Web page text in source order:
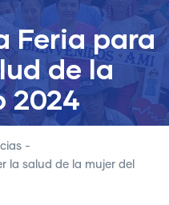
Feria para
de la
2024
-
la salud de la mujer del